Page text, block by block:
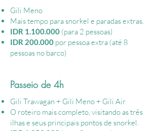
Gili Meno
Mais tempo para snorkel e paradas extras.
IDR 1.100.000 (para 2 pessoas)
IDR 200.000 por pessoa extra (até 8
pessoas no barco)
Passeio de 4h
Gili Trawagan + Gili Meno + Gili Air
O roteiro mais completo, visitando as três
ilhas e seus principais pontos de snorkel.